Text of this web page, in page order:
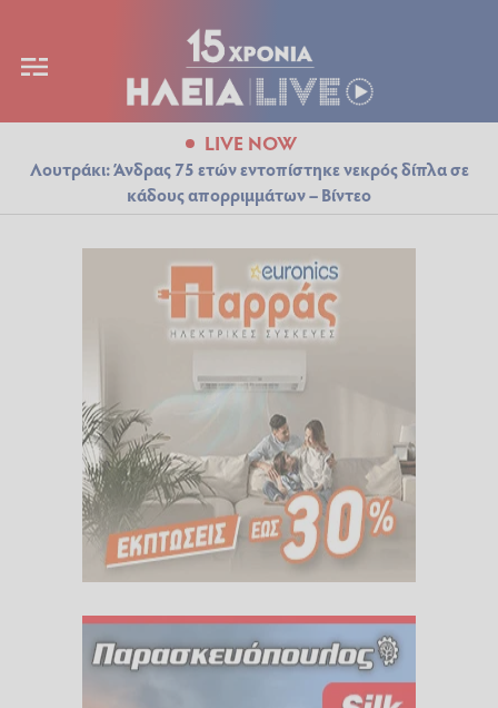
LIVE NOW
Λουτράκι: Άνδρας 75 ετών εντοπίστηκε νεκρός δίπλα σε
κάδους απορριμμάτων – Βίντεο